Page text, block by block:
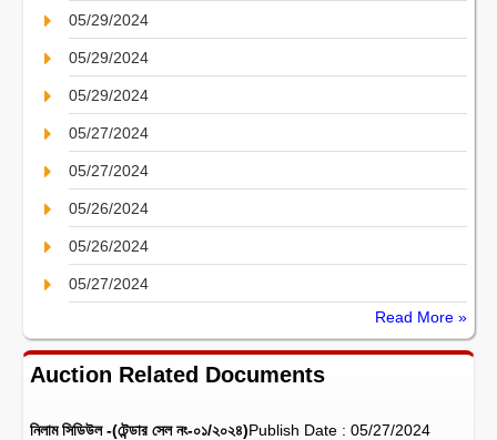
05/29/2024
05/29/2024
05/29/2024
05/27/2024
05/27/2024
05/26/2024
05/26/2024
05/27/2024
Read More »
Auction Related Documents
নিলাম সিডিউল -(টেন্ডার সেল নং-০১/২০২৪)Publish Date : 05/27/2024